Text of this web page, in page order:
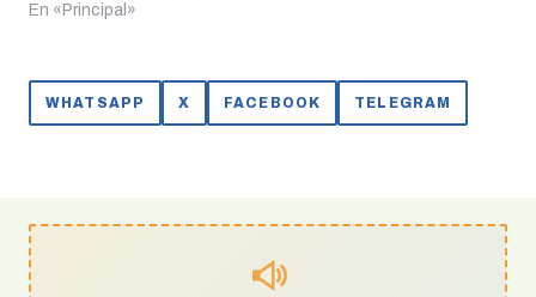
En «Principal»
WHATSAPP X FACEBOOK TELEGRAM